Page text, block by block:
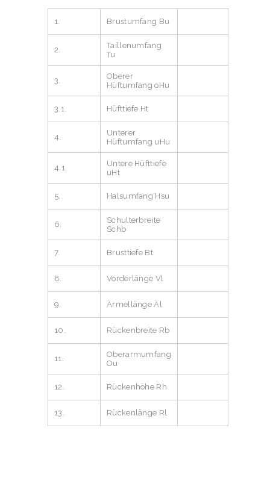
1. Brustumfang Bu
2.
Taillenumfang
Tu
3.
Oberer
Hüftumfang oHu
3.1. Hüfttiefe Ht
4.
Unterer
Hüftumfang uHu
4.1.
Untere Hüfttiefe
uHt
5. Halsumfang Hsu
6.
Schulterbreite
Schb
7. Brusttiefe Bt
8. Vorderlänge Vl
9. Ärmellänge Äl
10. Rückenbreite Rb
11.
Oberarmumfang
Ou
12. Rückenhöhe Rh
13. Rückenlänge Rl